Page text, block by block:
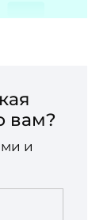
вам?
и